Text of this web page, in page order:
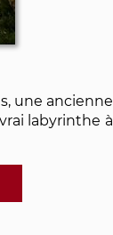
une ancienne
labyrinthe à